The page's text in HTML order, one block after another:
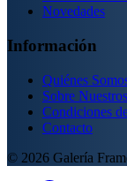
Novedades
Información
Quiénes
Sobre
Condiciones
Contacto
© 2026 Galería